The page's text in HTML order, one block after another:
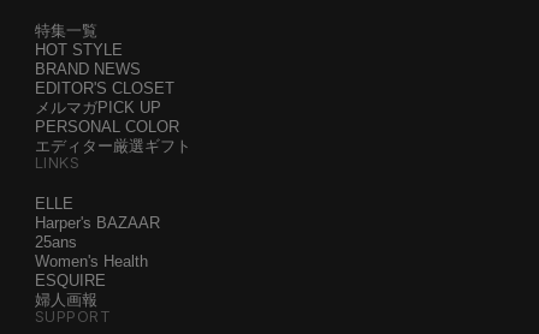
特集一覧
HOT STYLE
BRAND NEWS
EDITOR'S CLOSET
メルマガPICK UP
PERSONAL COLOR
エディター厳選ギフト
LINKS
ELLE
Harper's BAZAAR
25ans
Women's Health
ESQUIRE
婦人画報
SUPPORT